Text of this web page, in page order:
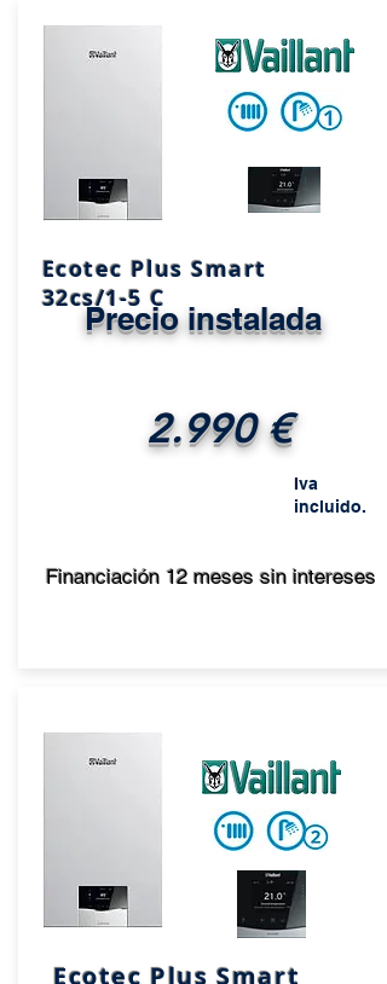
Ecotec Plus Smart
32cs/1-5 C
2.990 €
Iva
incluido.
Financiación 12 meses sin intereses
Precio instalada
Ecotec Plus Smart